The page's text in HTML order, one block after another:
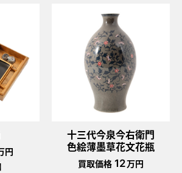
円
十三代今泉今右衛門
色絵薄墨草花文花瓶
買取価格 12万円